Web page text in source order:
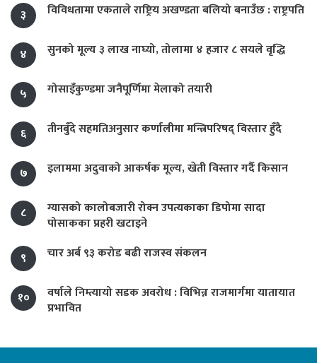
३ विविधतामा एकताले राष्ट्रिय अखण्डता बलियो बनाउँछ : राष्ट्रपति
४ सुनको मूल्य ३ लाख नाघ्यो, तोलामा ४ हजार ८ सयले वृद्धि
५ गोसाइँकुण्डमा जनैपूर्णिमा मेलाको तयारी
६ तीनबुँदे सहमतिअनुसार कर्णालीमा मन्त्रिपरिषद् विस्तार हुँदै
७ इलाममा अदुवाको आकर्षक मूल्य, खेती विस्तार गर्दै किसान
८
ग्यासको कालोबजारी रोक्न उपत्यकाका डिपोमा सादा
पोसाकका प्रहरी खटाइने
९
चार अर्ब ९३ करोड बढी राजस्व संकलन
१०
वर्षाले निम्त्यायो सडक अवरोध : विभिन्न राजमार्गमा यातायात
प्रभावित